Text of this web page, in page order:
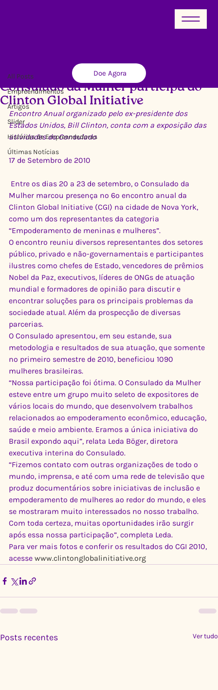
Doe Agora
All Posts
Empreendimentos
Artigos
Slider
Histórias de Empreendedoras
Últimas Notícias
Consulado da Mulher participa do
Clinton Global Initiative
Ricardo Xavier 10 de jul. de 2012 1 min de leitura
Encontro Anual organizado pelo ex-presidente dos
Estados Unidos, Bill Clinton, conta com a exposição das
atividades do Consulado
17 de Setembro de 2010
Mulher marcou presença no 6º encontro anual da
Clinton Global Initiative (CGI) na cidade de Nova York,
como um dos representantes da categoria
“Empoderamento de meninas e mulheres”.
O encontro reuniu diversos representantes dos setores
público, privado e não-governamentais e participantes
ilustres como chefes de Estado, vencedores de prêmios
Nobel da Paz, executivos, líderes de ONGs de atuação
mundial e formadores de opinião para discutir e
encontrar soluções para os principais problemas da
sociedade atual. Além da prospecção de diversas
parcerias.
O Consulado apresentou, em seu estande, sua
metodologia e resultados de sua atuação, que somente
no primeiro semestre de 2010, beneficiou 1090
mulheres brasileiras.
“Nossa participação foi ótima. O Consulado da Mulher
esteve entre um grupo muito seleto de expositores de
vários locais do mundo, que desenvolvem trabalhos
relacionados ao empoderamento econômico, educação,
saúde e meio ambiente. Eramos a única iniciativa do
Brasil expondo aqui”, relata Leda Böger, diretora
executiva interina do Consulado.
“Fizemos contato com outras organizações de todo o
mundo, imprensa, e até com uma rede de televisão que
produz documentários sobre iniciativas de inclusão e
empoderamento de mulheres ao redor do mundo, e eles
se mostraram muito interessados no nosso trabalho.
Com toda certeza, muitas oportunidades irão surgir
após essa nossa participação”, completa Leda.
Para ver mais fotos e conferir os resultados do CGI 2010,
acesse www.clintonglobalinitiative.org
Posts recentes Ver tudo